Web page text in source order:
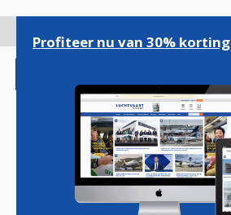
gaan
Magazine Podcasts
Profiteer nu van 30% korting